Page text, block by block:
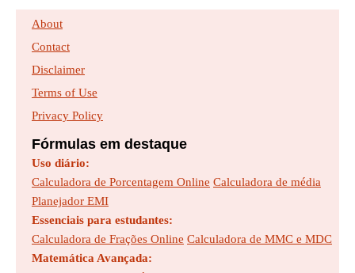
About
Contact
Disclaimer
Terms of Use
Privacy Policy
Fórmulas em destaque
Uso diário:
Calculadora de Porcentagem Online Calculadora de média
Planejador EMI
Essenciais para estudantes:
Calculadora de Frações Online Calculadora de MMC e MDC
Matemática Avançada: